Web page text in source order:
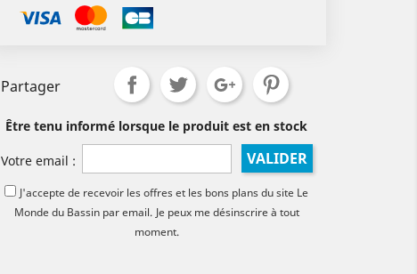
Partager
Être tenu informé lorsque le produit est en stock
Votre email : VALIDER
J'accepte de recevoir les offres et les bons plans du site Le
Monde du Bassin par email. Je peux me désinscrire à tout
moment.